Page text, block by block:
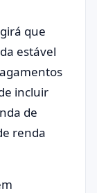
que
estável
incluir
de
renda